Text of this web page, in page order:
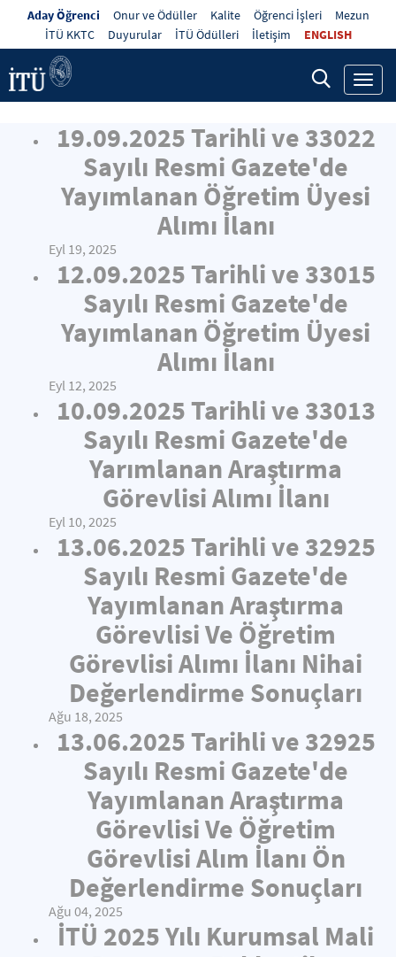
Aday Öğrenci Onur ve Ödüller Kalite Öğrenci İşleri
Mezun
İTÜ KKTC
Duyurular İTÜ Ödülleri İletişim ENGLISH
19.09.2025 Tarihli ve 33022
Sayılı Resmi Gazete'de
Yayımlanan Öğretim Üyesi
Alımı İlanı
Eyl 19, 2025
12.09.2025 Tarihli ve 33015
Sayılı Resmi Gazete'de
Yayımlanan Öğretim Üyesi
Alımı İlanı
Eyl 12, 2025
10.09.2025 Tarihli ve 33013
Sayılı Resmi Gazete'de
Yarımlanan Araştırma
Görevlisi Alımı İlanı
Eyl 10, 2025
13.06.2025 Tarihli ve 32925
Sayılı Resmi Gazete'de
Yayımlanan Araştırma
Görevlisi Ve Öğretim
Görevlisi Alımı İlanı Nihai
Değerlendirme Sonuçları
Ağu 18, 2025
13.06.2025 Tarihli ve 32925
Sayılı Resmi Gazete'de
Yayımlanan Araştırma
Görevlisi Ve Öğretim
Görevlisi Alım İlanı Ön
Değerlendirme Sonuçları
Ağu 04, 2025
İTÜ 2025 Yılı Kurumsal Mali